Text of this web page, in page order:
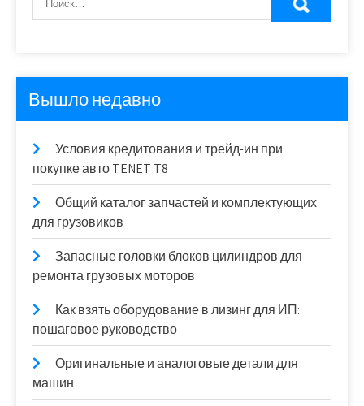
Вышло недавно
Условия кредитования и трейд-ин при
покупке авто TENET T8
Общий каталог запчастей и комплектующих
для грузовиков
Запасные головки блоков цилиндров для
ремонта грузовых моторов
Как взять оборудование в лизинг для ИП:
пошаговое руководство
Оригинальные и аналоговые детали для
машин